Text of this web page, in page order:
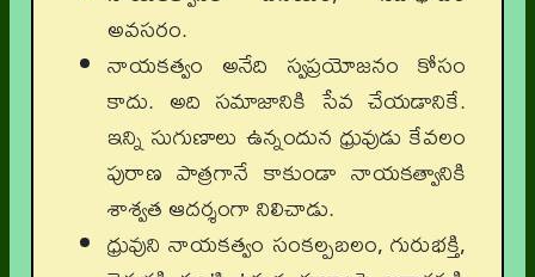
అవసరం.
నాయకత్వం అనేది స్వప్రయోజనం కోసం
కాదు. అది సమాజానికి సేవ చేయడానికే.
ఇన్ని సుగుణాలు ఉన్నందున ధ్రువుడు కేవలం
పురాణ పాత్రగానే కాకుండా నాయకత్వానికి
శాశ్వత ఆదర్శంగా నిలిచాడు.
ధ్రువుని నాయకత్వం సంకల్పబలం, గురుభక్తి,